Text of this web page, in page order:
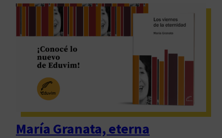
n
f
n
i
u
q
u
María Granata, eterna